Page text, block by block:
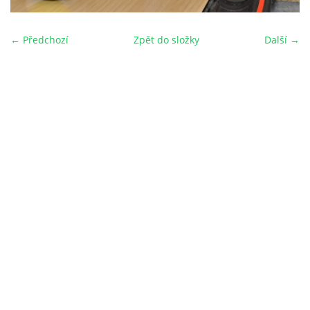
← Předchozí Další →
Zpět do složky